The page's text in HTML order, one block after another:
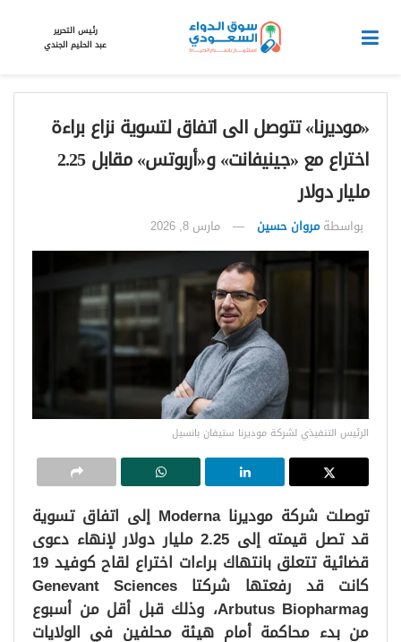
رئيس التحرير
عبد الحليم الجندي
«موديرنا» تتوصل الى اتفاق لتسوية نزاع براءة
اختراع مع «جينيفانت» و«أربوتس» مقابل 2.25
مليار دولار
بواسطة مروان حسين مارس 8, 2026
الرئيس التنفيذي لشركة موديرنا ستيفان بانسيل
توصلت شركة موديرنا Moderna إلى اتفاق تسوية
قد تصل قيمته إلى 2.25 مليار دولار لإنهاء دعوى
قضائية تتعلق بانتهاك براءات اختراع لقاح كوفيد 19
كانت قد رفعتها شركتا Genevant Sciences
وArbutus Biopharma، وذلك قبل أقل من أسبوع
من بدء محاكمة أمام هيئة محلفين في الولايات